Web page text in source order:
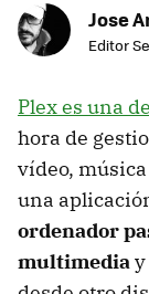
Jose
Editor
Plex es una
hora de
vídeo,
una
ordenador
multimedia